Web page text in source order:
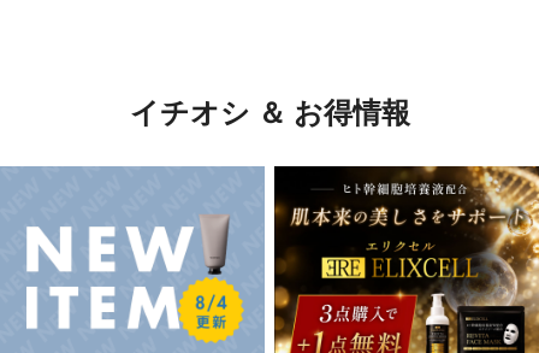
イチオシ ＆ お得情報